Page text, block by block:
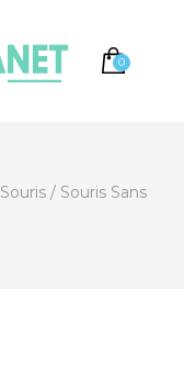
0
Souris / Souris Sans